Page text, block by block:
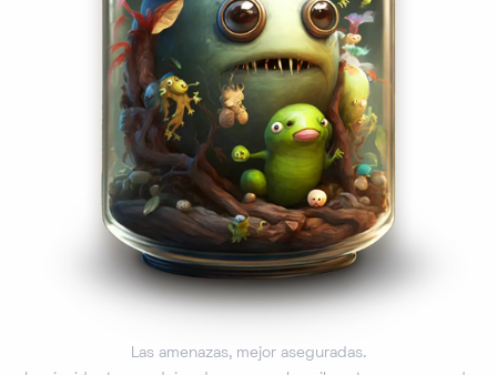
Las amenazas, mejor aseguradas.